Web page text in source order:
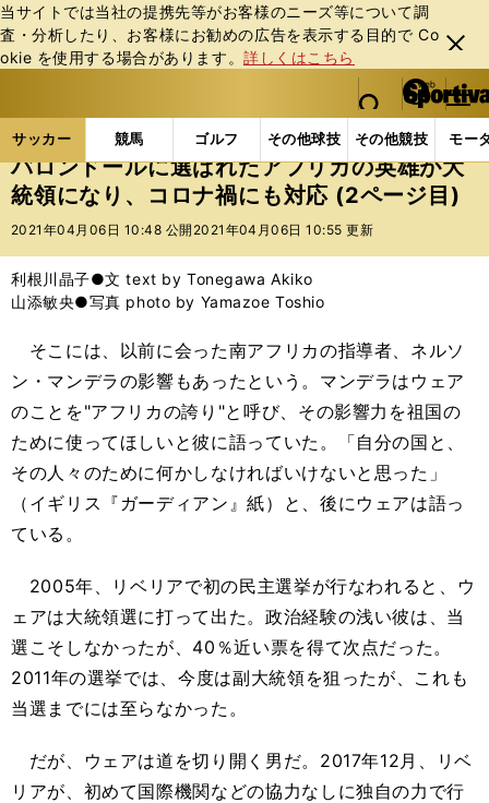
当サイトでは当社の提携先等がお客様のニーズ等について調
査・分析したり、お客様にお勧めの広告を表⽰する⽬的で Co
okie を使⽤する場合があります。詳しくはこちら
閉じ
る
web Sportiva (webスポルティーバ)
検索
マイペ
ー
ジ
メニュ
サッカー 競馬 ゴルフ その他球技 その他競技 モー
ス
ポ
ル
バ
サッカーの記事一覧 海外サッカー 海外サッカー
バロンドールに選ばれたアフリカの英雄が大
統領になり、コロナ禍にも対応 (2ページ目)
2021年04月06日 10:48 公開 2021年04月06日 10:55 更新
利根川晶子●文 text by Tonegawa Akiko
山添敏央●写真 photo by Yamazoe Toshio
そこには、以前に会った南アフリカの指導者、ネルソ
ン・マンデラの影響もあったという。マンデラはウェア
のことを"アフリカの誇り"と呼び、その影響力を祖国の
ために使ってほしいと彼に語っていた。「自分の国と、
その人々のために何かしなければいけないと思った」
（イギリス『ガーディアン』紙）と、後にウェアは語っ
ている。
2005年、リベリアで初の民主選挙が行なわれると、ウ
ェアは大統領選に打って出た。政治経験の浅い彼は、当
選こそしなかったが、40％近い票を得て次点だった。
2011年の選挙では、今度は副大統領を狙ったが、これも
当選までには至らなかった。
だが、ウェアは道を切り開く男だ。2017年12月、リベ
リアが、初めて国際機関などの協力なしに独自の力で行